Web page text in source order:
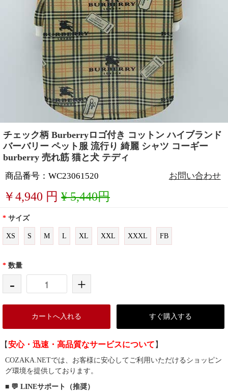
チェック柄 Burberryロゴ付き コットン ハイブランド
バーバリー ペット服 流行り 綺麗 シャツ コーギー
burberry 売れ筋 猫と犬 テディ
商品番号：WC23061520 お問い合わせ
￥4,940 円 ¥ 5,440円
* サイズ
XS S M L XL XXL XXXL FB
* 数量
- +
カートへ入れる すぐ購入する
【安心・迅速・高品質なサービスについて 】
COZAKA.NETでは、お客様に安心してご利用いただけるショッピン
グ環境を提供しております。
■ 💬 LINEサポート（推奨）